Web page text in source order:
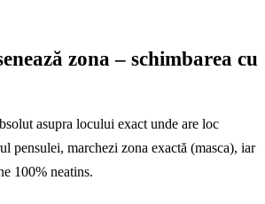
zona – schimbarea cu
asupra locului exact unde are loc
pensulei, marchezi zona exactă (masca), iar
100% neatins.